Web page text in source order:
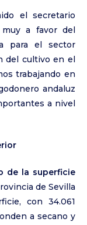
el secretario
a favor del
para el sector
del cultivo en el
trabajando en
andaluz
a nivel
de la superficie
de Sevilla
con 34.061
a secano y